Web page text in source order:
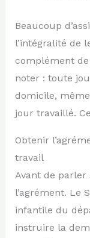
Beaucoup
l’intégralité de
complément
noter : toute
domicile,
jour travaillé.
Obtenir
travail
Avant de parler
l’agrément. Le
infantile du
instruire la